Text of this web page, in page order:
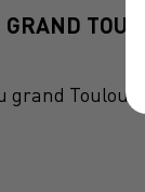
GRAND
grand Toulouse